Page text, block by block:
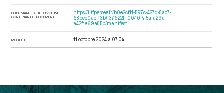
URI DU MANIFEST IIIF DU VOLUME
CONTENANT LE DOCUMENT
https://iiif.persee.fr/b0e2cf11-597c-427d-8ac7-
68bcc0acf13b/f37622ff-0040-4f5a-a29a-
a42f1e69a85b/manifest
MODIFIÉ LE 11 octobre 2024 à 07:04